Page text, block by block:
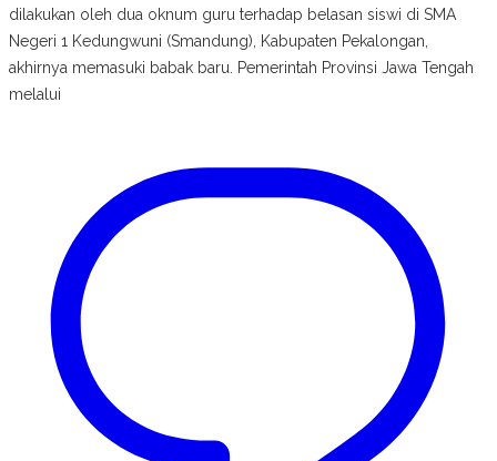
dilakukan oleh dua oknum guru terhadap belasan siswi di SMA
Negeri 1 Kedungwuni (Smandung), Kabupaten Pekalongan,
akhirnya memasuki babak baru. Pemerintah Provinsi Jawa Tengah
melalui